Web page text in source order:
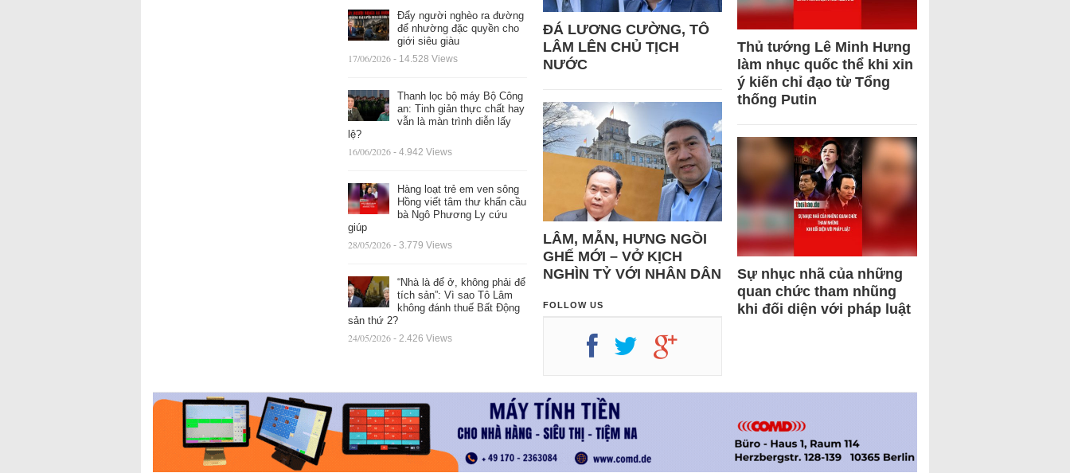
Đẩy người nghèo ra đường
để nhường đặc quyền cho
giới siêu giàu
17/06/2026 - 14.528 Views
Thanh lọc bộ máy Bộ Công
an: Tinh giản thực chất hay
vẫn là màn trình diễn lấy
lệ?
16/06/2026 - 4.942 Views
Hàng loạt trẻ em ven sông
Hồng viết tâm thư khẩn cầu
bà Ngô Phương Ly cứu
giúp
28/05/2026 - 3.779 Views
“Nhà là để ở, không phải để
tích sản”: Vì sao Tô Lâm
không đánh thuế Bất Động
sản thứ 2?
24/05/2026 - 2.426 Views
ĐÁ LƯƠNG CƯỜNG, TÔ
LÂM LÊN CHỦ TỊCH
NƯỚC
LÂM, MẪN, HƯNG NGỒI
GHẾ MỚI – VỞ KỊCH
NGHÌN TỶ VỚI NHÂN DÂN
FOLLOW US
Thủ tướng Lê Minh Hưng
làm nhục quốc thể khi xin
ý kiến chỉ đạo từ Tổng
thống Putin
Sự nhục nhã của những
quan chức tham nhũng
khi đối diện với pháp luật